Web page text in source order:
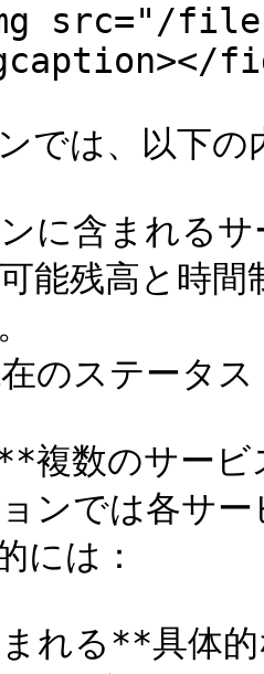
src="/files/
では、以下
に含まれるサ
能残高と時間
のステータス
複数のサー
ンでは各サ
には：
れる**具体的